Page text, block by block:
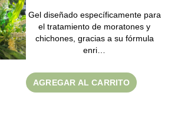
Gel diseñado específicamente para
el tratamiento de moratones y
chichones, gracias a su fórmula
enri…
AGREGAR AL CARRITO